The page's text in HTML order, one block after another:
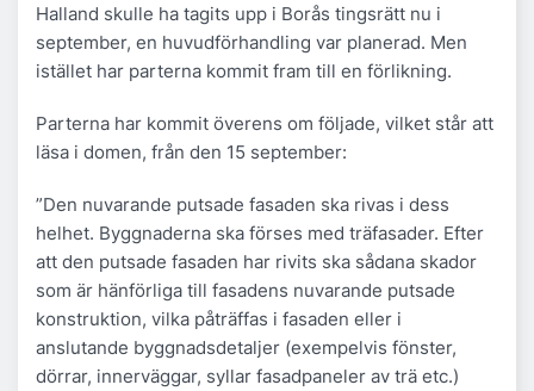
Halland skulle ha tagits upp i Borås tingsrätt nu i
september, en huvudförhandling var planerad. Men
istället har parterna kommit fram till en förlikning.
Parterna har kommit överens om följade, vilket står att
läsa i domen, från den 15 september:
”Den nuvarande putsade fasaden ska rivas i dess
helhet. Byggnaderna ska förses med träfasader. Efter
att den putsade fasaden har rivits ska sådana skador
som är hänförliga till fasadens nuvarande putsade
konstruktion, vilka påträffas i fasaden eller i
anslutande byggnadsdetaljer (exempelvis fönster,
dörrar, innerväggar, syllar fasadpaneler av trä etc.)